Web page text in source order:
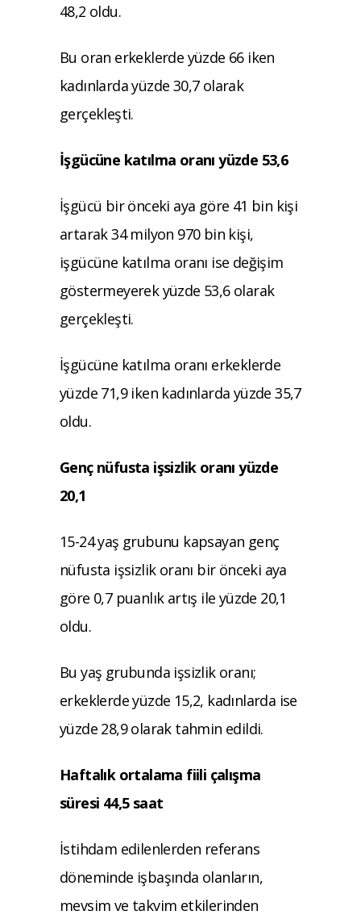
48,2 oldu.
Bu oran erkeklerde yüzde 66 iken
kadınlarda yüzde 30,7 olarak
gerçekleşti.
İşgücüne katılma oranı yüzde 53,6
İşgücü bir önceki aya göre 41 bin kişi
artarak 34 milyon 970 bin kişi,
işgücüne katılma oranı ise değişim
göstermeyerek yüzde 53,6 olarak
gerçekleşti.
İşgücüne katılma oranı erkeklerde
yüzde 71,9 iken kadınlarda yüzde 35,7
oldu.
Genç nüfusta işsizlik oranı yüzde
20,1
15-24 yaş grubunu kapsayan genç
nüfusta işsizlik oranı bir önceki aya
göre 0,7 puanlık artış ile yüzde 20,1
oldu.
Bu yaş grubunda işsizlik oranı;
erkeklerde yüzde 15,2, kadınlarda ise
yüzde 28,9 olarak tahmin edildi.
Haftalık ortalama fiili çalışma
süresi 44,5 saat
İstihdam edilenlerden referans
döneminde işbaşında olanların,
mevsim ve takvim etkilerinden